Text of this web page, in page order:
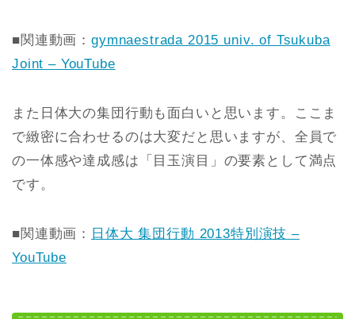
■関連動画：gymnaestrada 2015 univ. of Tsukuba
Joint – YouTube
また日体大の集団行動も面白いと思います。ここま
で緻密に合わせるのは大変だと思いますが、全員で
の一体感や達成感は「目玉演目」の要素として満点
です。
■関連動画：
日体大 集団行動 2013特別演技 –
YouTube